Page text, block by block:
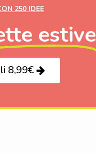
250 IDEE
estive
8,99€